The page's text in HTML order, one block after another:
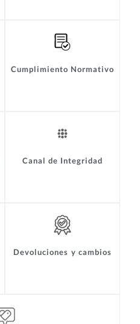
Cumplimiento Normativo
Canal de Integridad
Devoluciones y cambios